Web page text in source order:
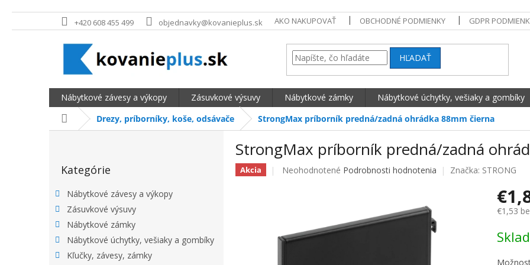
Prejsť na obsah +420 608 455 499 objednavky@kovanieplus.sk AKO NAKUPOVAŤ OBCHODNÉ PODMIENKY GDPR
HĽADAŤ
Nábytkové závesy a výkopy Zásuvkové výsuvy Nábytkové zámky Nábytkové úchytky, vešiaky a gombíky
DomovDrezy, príborníky, koše, odsávače StrongMax príborník predná/zadná ohrádka 88mm čierna
BOČNÝ PANEL
Kategórie
Nábytkové závesy a výkopy
Zásuvkové výsuvy
Nábytkové zámky
Nábytkové úchytky, vešiaky a gombíky
Kľučky, závesy, zámky
StrongMax príborník predná/zadná
Akcia Priemerné hodnotenie produktu je 0,0 z 5 hviezdičiek.
Neohodnotené Podrobnosti hodnotenia Značka: STRONG
€1,53